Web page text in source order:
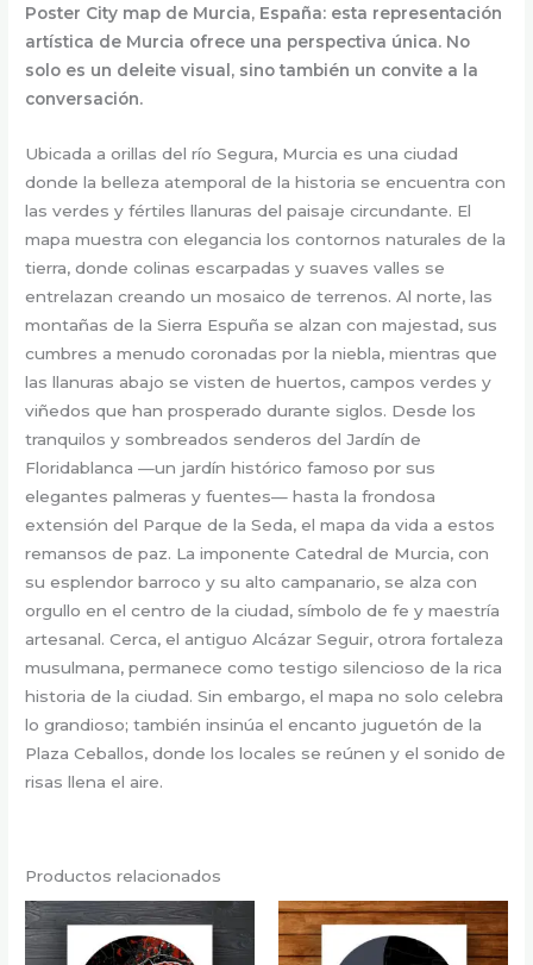
Poster City map de Murcia, España: esta representación
artística de Murcia ofrece una perspectiva única. No
solo es un deleite visual, sino también un convite a la
conversación.
Ubicada a orillas del río Segura, Murcia es una ciudad
donde la belleza atemporal de la historia se encuentra con
las verdes y fértiles llanuras del paisaje circundante. El
mapa muestra con elegancia los contornos naturales de la
tierra, donde colinas escarpadas y suaves valles se
entrelazan creando un mosaico de terrenos. Al norte, las
montañas de la Sierra Espuña se alzan con majestad, sus
cumbres a menudo coronadas por la niebla, mientras que
las llanuras abajo se visten de huertos, campos verdes y
viñedos que han prosperado durante siglos. Desde los
tranquilos y sombreados senderos del Jardín de
Floridablanca —un jardín histórico famoso por sus
elegantes palmeras y fuentes— hasta la frondosa
extensión del Parque de la Seda, el mapa da vida a estos
remansos de paz. La imponente Catedral de Murcia, con
su esplendor barroco y su alto campanario, se alza con
orgullo en el centro de la ciudad, símbolo de fe y maestría
artesanal. Cerca, el antiguo Alcázar Seguir, otrora fortaleza
musulmana, permanece como testigo silencioso de la rica
historia de la ciudad. Sin embargo, el mapa no solo celebra
lo grandioso; también insinúa el encanto juguetón de la
Plaza Ceballos, donde los locales se reúnen y el sonido de
risas llena el aire.
Productos relacionados